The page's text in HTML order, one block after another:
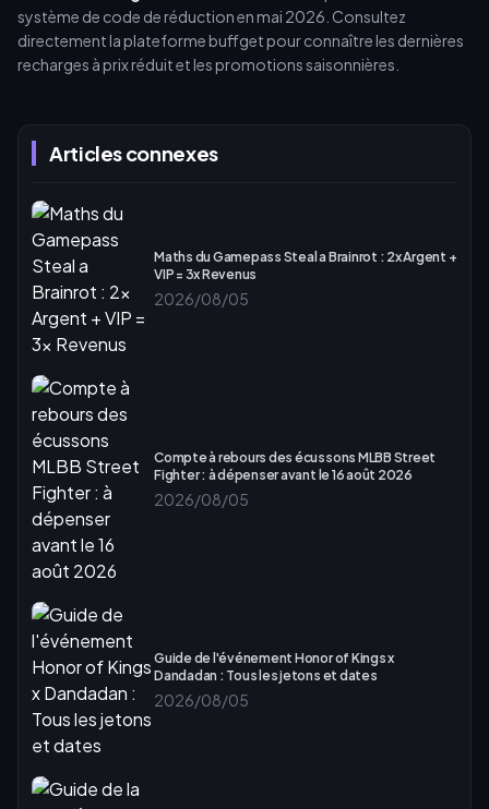
Articles connexes
Maths du Gamepass Steal a Brainrot : 2x Argent +
VIP = 3x Revenus
2026/08/05
Compte à rebours des écussons MLBB Street
Fighter : à dépenser avant le 16 août 2026
2026/08/05
Guide de l'événement Honor of Kings x
Dandadan : Tous les jetons et dates
2026/08/05
système de code de réduction en mai 2026. Consultez
directement la plateforme buffget pour connaître les dernières
recharges à prix réduit et les promotions saisonnières.